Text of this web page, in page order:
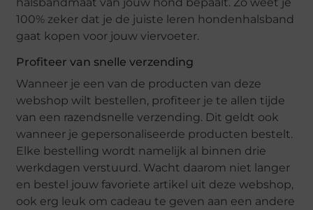
100% zeker dat je de juiste leren hondenhalsband
gaat kopen voor jouw viervoeter.
Profiteer van snelle verzending
Wanneer je een van de producten van deze
webshop wilt bestellen, profiteer je te allen tijde
van een razendsnelle verzending. Dit geldt ook
wanneer je gepersonaliseerde producten bestelt.
Elke bestelling wordt namelijk al binnen drie
werkdagen verstuurd. Wacht daarom niet langer
en bestel jouw favoriete artikel uit deze webshop,
ook erg leuk om cadeau te geven aan een andere